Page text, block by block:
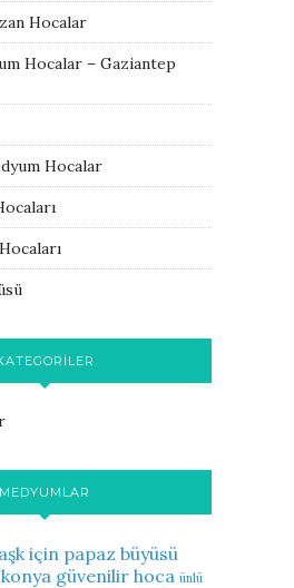
Hocalar
Hocalar – Gaziantep
Hocalar
MEDYUMLAR
aşk için papaz büyüsü
konya güvenilir hoca ünlü